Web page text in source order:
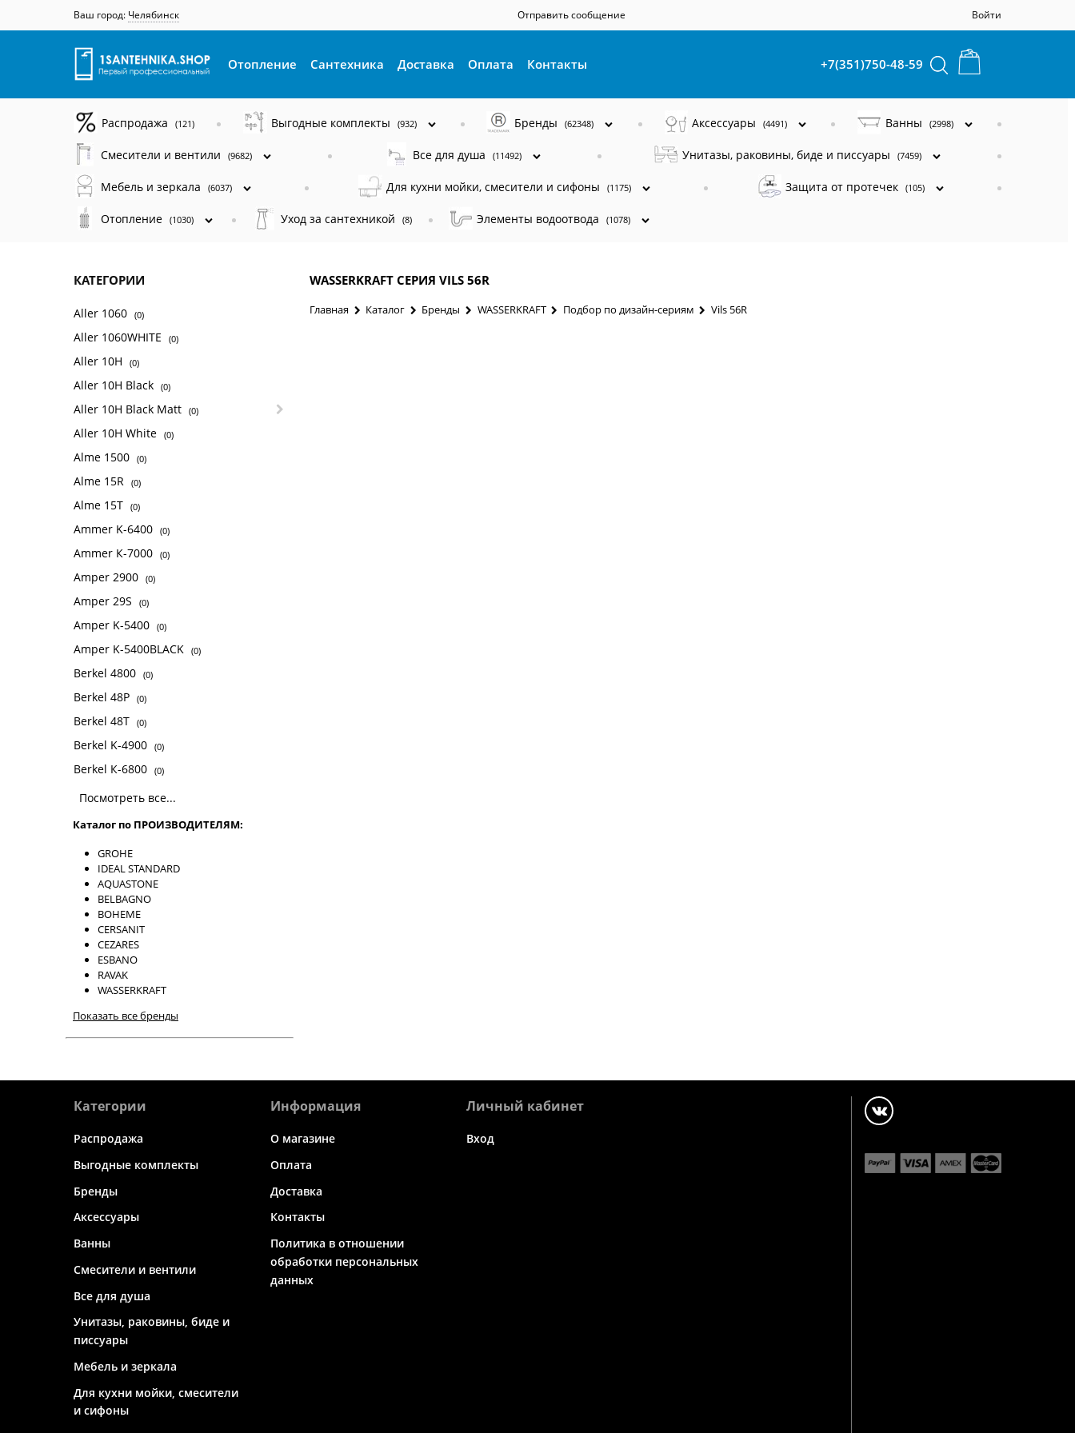
Ваш город: Челябинск Отправить сообщение Войти
Отопление Сантехника Доставка Оплата Контакты +7(351)750-48-59
Распродажа (121) Выгодные комплекты (932) Бренды (62348) Аксессуары (4491) Ванны (2998)
Смесители и вентили (9682) Все для душа (11492) Унитазы, раковины, биде и писсуары (7459)
Мебель и зеркала (6037) Для кухни мойки, смесители и сифоны (1175) Защита от протечек (105)
Отопление (1030) Уход за сантехникой (8) Элементы водоотвода (1078)
КАТЕГОРИИ
Aller 1060 (0)
Aller 1060WHITE (0)
Aller 10H (0)
Aller 10H Black (0)
Aller 10H Black Matt (0)
Aller 10H White (0)
Alme 1500 (0)
Alme 15R (0)
Alme 15T (0)
Ammer K-6400 (0)
Ammer К-7000 (0)
Amper 2900 (0)
Amper 29S (0)
Amper K-5400 (0)
Amper K-5400BLACK (0)
Berkel 4800 (0)
Berkel 48P (0)
Berkel 48T (0)
Berkel K-4900 (0)
Berkel К-6800 (0)
Посмотреть все...
Каталог по ПРОИЗВОДИТЕЛЯМ:
GROHE
IDEAL STANDARD
AQUASTONE
BELBAGNO
BOHEME
CERSANIT
CEZARES
ESBANO
RAVAK
WASSERKRAFT
Показать все бренды
WASSERKRAFT СЕРИЯ VILS 56R
Главная Каталог Бренды WASSERKRAFT Подбор по дизайн-сериям Vils 56R
Категории
Распродажа
Выгодные комплекты
Бренды
Аксессуары
Ванны
Смесители и вентили
Все для душа
Унитазы, раковины, биде и
писсуары
Мебель и зеркала
Для кухни мойки, смесители
и сифоны
Информация
О магазине
Оплата
Доставка
Контакты
Политика в отношении
обработки персональных
данных
Личный кабинет
Вход